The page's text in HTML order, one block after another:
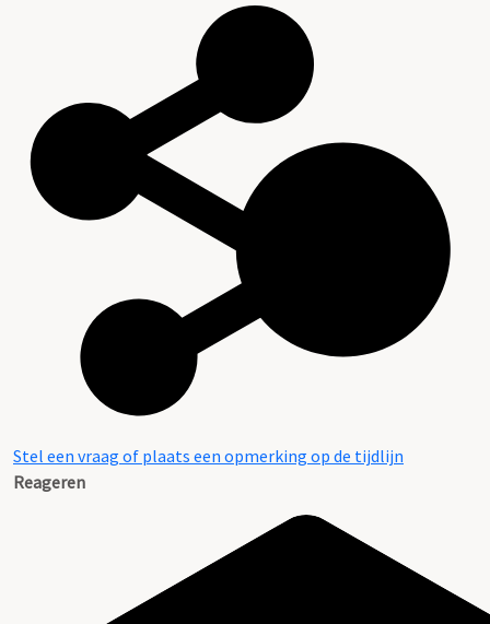
Stel een vraag of plaats een opmerking op de tijdlijn
Reageren